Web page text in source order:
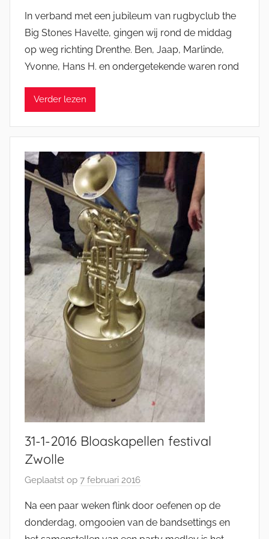
o
r
J
e
t
s
a
n
In verband met een jubileum van rugbyclub the
Big Stones Havelte, gingen wij rond de middag
op weg richting Drenthe. Ben, Jaap, Marlinde,
Yvonne, Hans H. en ondergetekende waren rond
Verder lezen
31-1-2016 Bloaskapellen festival
Zwolle
Geplaatst op 7 februari 2016
o
r
Na een paar weken flink door oefenen op de
donderdag, omgooien van de bandsettings en